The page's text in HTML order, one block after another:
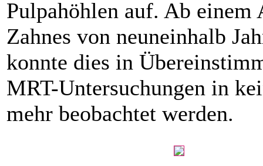
Pulpahöhlen auf. Ab einem
Zahnes von neuneinhalb
konnte dies in
MRT-Untersuchungen in
mehr beobachtet werden.